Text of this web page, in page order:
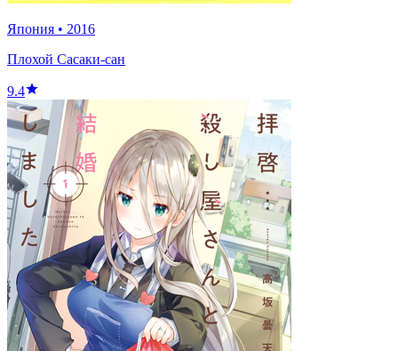
Япония • 2016
Плохой Сасаки-сан
9.4